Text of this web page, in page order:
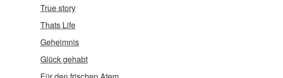
True story
Thats Life
Geheimnis
Glück gehabt